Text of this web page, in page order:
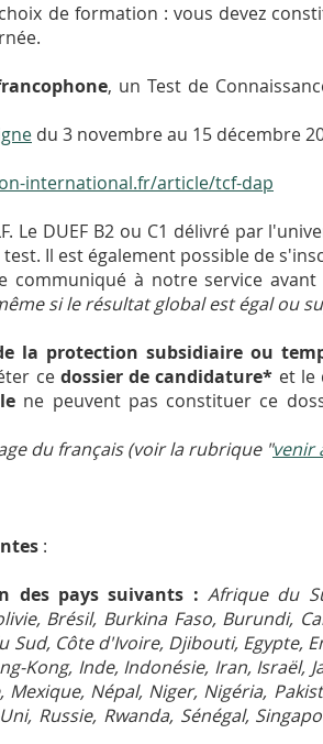
de formation : vous devez
, un Test de
du 3 novembre au 15 décembre
international.fr/article/tcf-dap
Le DUEF B2 ou C1 délivré par
Il est également possible de
à notre service avant
si le résultat global est égal ou
la protection subsidiaire ou
ce dossier de candidature* et le
ne peuvent pas constituer ce
du français (voir la rubrique "venir
:
des pays suivants : Afrique du
Brésil, Burkina Faso, Burundi,
Côte d'Ivoire, Djibouti, Egypte,
Kong, Inde, Indonésie, Iran, Israël,
Népal, Niger, Nigéria,
Russie, Rwanda, Sénégal,